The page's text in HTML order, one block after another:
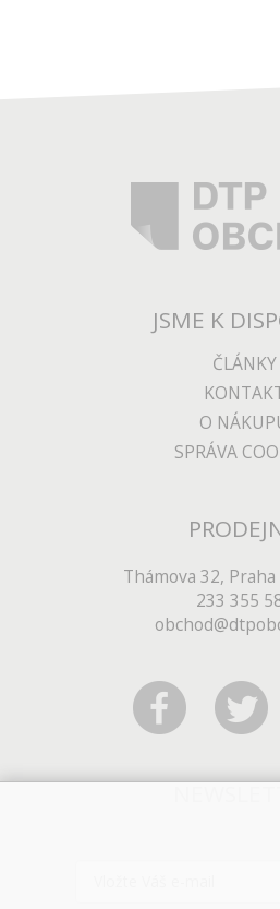
JSME K
ČLÁNKY
O
SPRÁVA
Thámova 32, Praha
233 355